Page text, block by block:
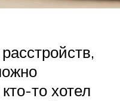
то хотел